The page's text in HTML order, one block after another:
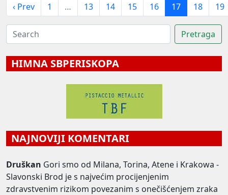
‹ Prev 1 … 13 14 15 16 17 18 19
HIMNA SBPERISKOPA
NAJNOVIJI KOMENTARI
Druškan Gori smo od Milana, Torina, Atene i Krakowa -
Slavonski Brod je s najvećim procijenjenim
zdravstvenim rizikom povezanim s onečišćenjem zraka